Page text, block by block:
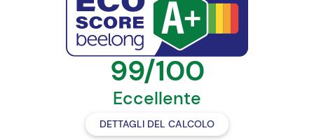
99/100
Eccellente
DETTAGLI DEL CALCOLO